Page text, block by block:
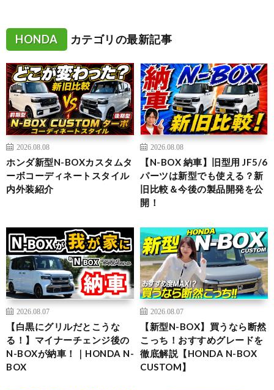
HONDA カテゴリの最新記事
2026.08.08
ホンダ新型N-BOXカスタムタ
ーボコーディネートスタイル
内外装紹介
2026.08.08
【N-BOX 納車】旧型用 JF5/6
パーツは新型でも使える？新
旧比較＆今後の製品開発を公
開！
2026.08.07
【白黒にグリルだとこうな
る！】マイナーチェンジ後の
N-BOXが納車！｜HONDA N-
BOX
2026.08.07
【新型N-BOX】買うなら断然
こっち！おすすめグレードを
徹底解説【HONDA N-BOX
CUSTOM】